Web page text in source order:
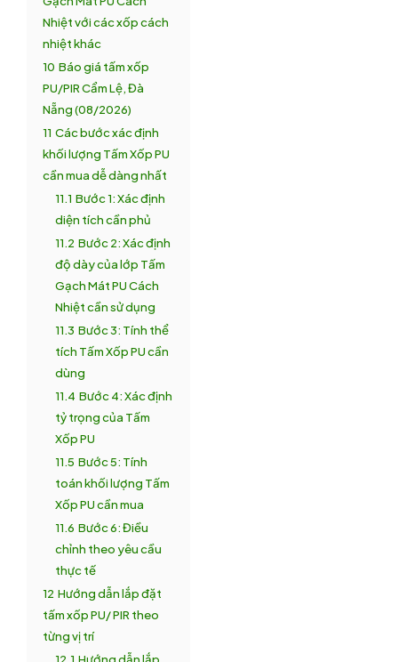
Nhiệt với các xốp cách
nhiệt khác
10 Báo giá tấm xốp
PU/PIR Cẩm Lệ, Đà
Nẵng (08/2026)
11 Các bước xác định
khối lượng Tấm Xốp PU
cần mua dễ dàng nhất
11.1 Bước 1: Xác định
diện tích cần phủ
11.2 Bước 2: Xác định
độ dày của lớp Tấm
Gạch Mát PU Cách
Nhiệt cần sử dụng
11.3 Bước 3: Tính thể
tích Tấm Xốp PU cần
dùng
11.4 Bước 4: Xác định
tỷ trọng của Tấm
Xốp PU
11.5 Bước 5: Tính
toán khối lượng Tấm
Xốp PU cần mua
11.6 Bước 6: Điều
chỉnh theo yêu cầu
thực tế
12 Hướng dẫn lắp đặt
tấm xốp PU/ PIR theo
từng vị trí
12.1 Hướng dẫn lắp